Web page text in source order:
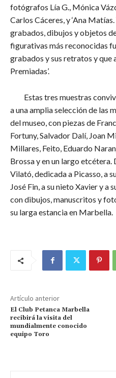
fotógrafos Lía G., Mónica
Carlos Cáceres, y ‘Ana
grabados, dibujos y objetos
figurativas más reconocidas
grabados y sus retratos y que
Premiadas’.
Estas tres muestras
a una amplia selección de las
del museo, con piezas de
Fortuny, Salvador Dalí, Joan
Millares, Feito, Eduardo
Brossa y en un largo etcétera.
Vilató, dedicada a Picasso, a
José Fin, a su nieto Xavier y a
con dibujos, manuscritos y
su larga estancia en Marbella.
Artículo anterior
El Club Petanca Marbella
recibirá la visita del
mundialmente conocido
equipo Toro